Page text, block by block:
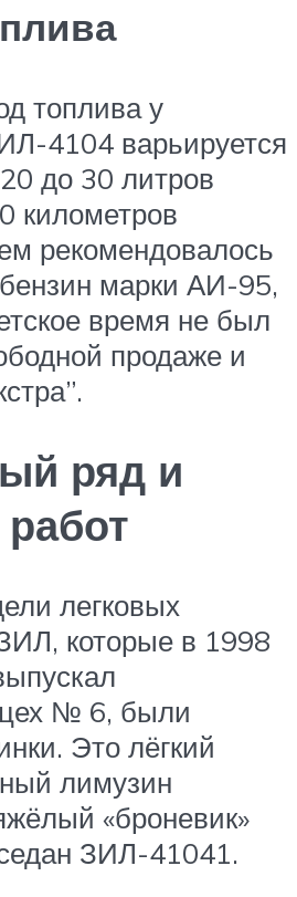
топлива у
4104 варьируется
до 30 литров
километров
рекомендовалось
марки АИ-95,
время не был
продаже и
ряд и
легковых
которые в 1998
№ 6, были
Это лёгкий
лимузин
«броневик»
ЗИЛ-41041.